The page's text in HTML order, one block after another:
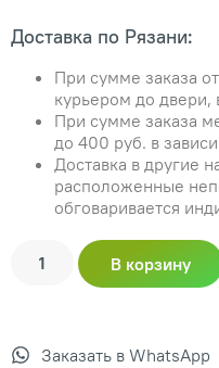
Доставка по Рязани:
При сумме заказа
курьером до двери,
При сумме заказа
до 400 руб. в
Доставка в другие
расположенные
обговаривается
В корзину
Заказать в WhatsApp